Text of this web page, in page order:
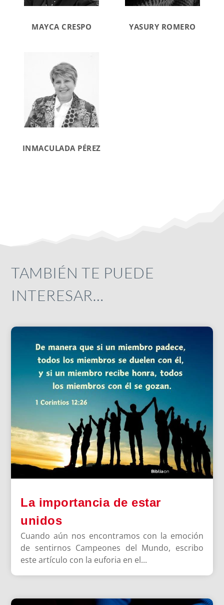
MAYCA CRESPO YASURY ROMERO
INMACULADA PÉREZ
TAMBIÉN TE PUEDE
INTERESAR…
La importancia de estar
unidos
Cuando aún nos encontramos con la emoción
de sentirnos Campeones del Mundo, escribo
este artículo con la euforia en el...